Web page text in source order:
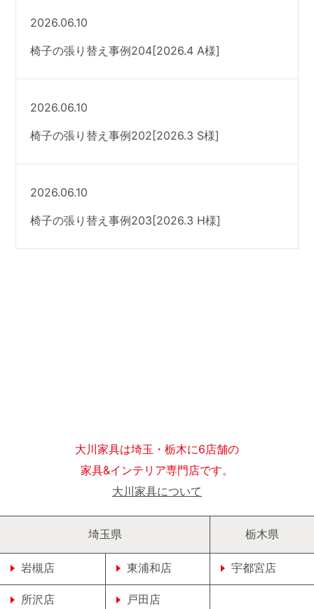
2026.06.10
椅子の張り替え事例204[2026.4 A様]
2026.06.10
椅子の張り替え事例202[2026.3 S様]
2026.06.10
椅子の張り替え事例203[2026.3 H様]
大川家具は埼玉・栃木に6店舗の
家具&インテリア専門店です。
大川家具について
埼玉県
岩槻店 東浦和店
所沢店 戸田店
栃木県
宇都宮店